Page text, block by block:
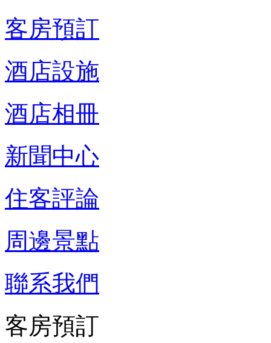
客房預訂
酒店設施
酒店相冊
新聞中心
住客評論
周邊景點
聯系我們
客房預訂